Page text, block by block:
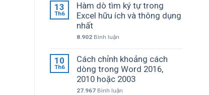
13
Th6
Hàm dò tìm ký tự trong
Excel hữu ích và thông dụng
nhất
8.902 Bình luận
10
Th6
Cách chỉnh khoảng cách
dòng trong Word 2016,
2010 hoặc 2003
27.967 Bình luận